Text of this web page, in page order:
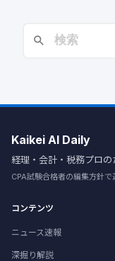
Kaikei AI Daily
経理・会計・税務プロ
CPA試験合格者の編集方針
コンテンツ
ニュース速報
深掘り解説